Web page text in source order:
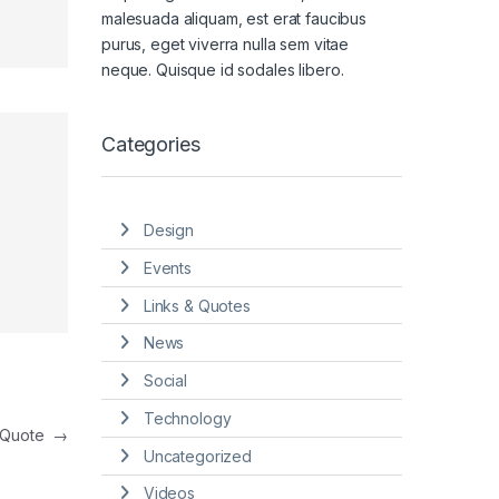
→
malesuada aliquam, est erat faucibus
purus, eget viverra nulla sem vitae
neque. Quisque id sodales libero.
Categories
Design
Events
Links & Quotes
News
Social
Technology
Uncategorized
Videos